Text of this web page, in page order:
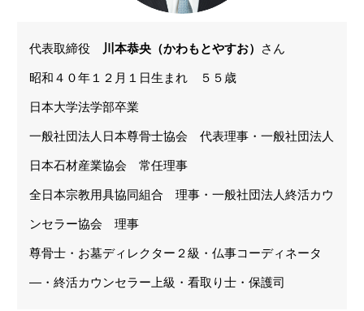
代表取締役 川本恭央（かわもとやすお） さん
昭和４０年１２月１日生まれ ５５歳
日本大学法学部卒業
一般社団法人日本尊骨士協会 代表理事・一般社団法人
日本石材産業協会 常任理事
全日本宗教用具協同組合 理事・一般社団法人終活カウ
ンセラー協会 理事
尊骨士・お墓ディレクター２級・仏事コーディネータ
―・終活カウンセラー上級・看取り士・保護司